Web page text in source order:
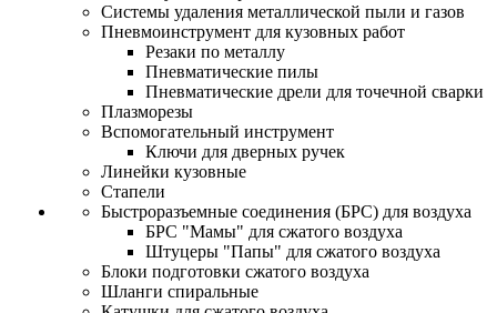
Системы удаления металлической пыли и газов
Пневмоинструмент для кузовных работ
Резаки по металлу
Пневматические пилы
Пневматические дрели для точечной сварки
Плазморезы
Вспомогательный инструмент
Ключи для дверных ручек
Линейки кузовные
Стапели
Быстроразъемные соединения (БРС) для воздуха
БРС "Мамы" для сжатого воздуха
Штуцеры "Папы" для сжатого воздуха
Блоки подготовки сжатого воздуха
Шланги спиральные